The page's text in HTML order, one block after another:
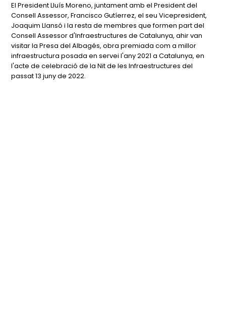
El President Lluís Moreno, juntament amb el President del
Consell Assessor, Francisco Gutíerrez, el seu Vicepresident,
Joaquim Llansó i la resta de membres que formen part del
Consell Assessor d'Infraestructures de Catalunya, ahir van
visitar la Presa del Albagés, obra premiada com a millor
infraestructura posada en servei l'any 2021 a Catalunya, en
l'acte de celebració de la Nit de les Infraestructures del
passat 13 juny de 2022.